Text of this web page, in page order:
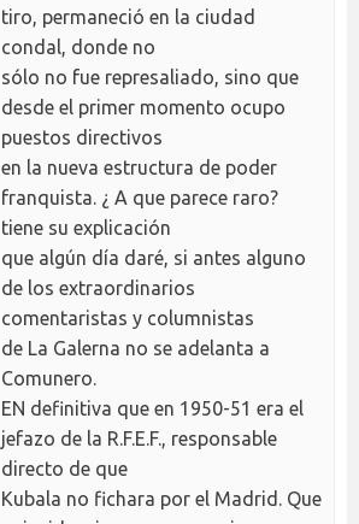
tiro, permaneció en la ciudad
condal, donde no
sólo no fue represaliado, sino que
desde el primer momento ocupo
puestos directivos
en la nueva estructura de poder
franquista. ¿ A que parece raro?
tiene su explicación
que algún día daré, si antes alguno
de los extraordinarios
comentaristas y columnistas
de La Galerna no se adelanta a
Comunero.
EN definitiva que en 1950-51 era el
jefazo de la R.F.E.F., responsable
directo de que
Kubala no fichara por el Madrid. Que